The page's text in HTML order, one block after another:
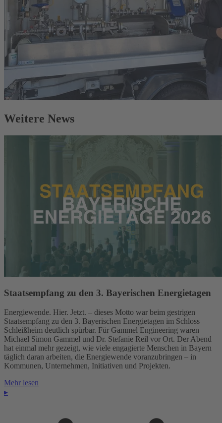
Weitere News
Staatsempfang zu den 3. Bayerischen Energietagen
Energiewende. Hier. Jetzt. – dieses Motto war beim gestrigen
Staatsempfang zu den 3. Bayerischen Energietagen im Schloss
Schleißheim deutlich spürbar. Für Gammel Engineering waren
Michael Simon Gammel und Dr. Stefanie Reil vor Ort. Der Abend
hat einmal mehr gezeigt, wie viele engagierte Menschen in Bayern
täglich daran arbeiten, die Energiewende voranzubringen – in
Kommunen, Unternehmen, Initiativen und Projekten.
Mehr lesen
▸